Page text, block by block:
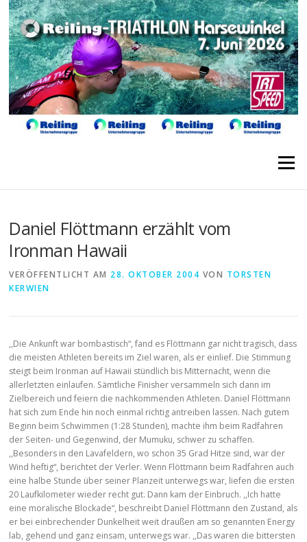
Direkt
zum
Inhalt
Menü
Daniel Flöttmann erzählt vom
Ironman Hawaii
VERÖFFENTLICHT AM 28. OKTOBER 2004 VON TORSTEN
KERWIEN
,,Die Ankunft war bombastisch“, fand es Flöttmann gar nicht tragisch, dass
die meisten Athleten bereits im Ziel waren, als er einlief. Die Stimmung
steigt beim Ironman auf Hawaii stündlich bis Mitternacht, wenn die
allerletzten einlaufen. Sämtliche Finisher versammeln sich dann im
Zielbereich und feiern die nachkommenden Athleten. Daniel Flöttmann
hat sich zum Ende hin noch einmal richtig antreiben lassen. Nach gutem
Beginn beim Schwimmen (1:28 Stunden), machte ihm beim Radfahren
der Seiten- und Gegenwind, der Mumuku, schwer zu schaffen.
,,Besonders in den Lavafeldern, wo schon 35 Grad Hitze sind, war der
Wind heftig“, berichtet der Verler. Wenn Flöttmann beim Radfahren auch
eine halbe Stunde über seiner Planzeit unterwegs war, liefen die ersten
20 Laufkilometer wieder recht gut. Dann kam der Einbruch. ,,Ich hatte
eine moralische Blockade“, beschreibt Daniel Flöttmann den Zustand, als
er bei einbrechender Dunkelheit weit draußen am so genannten Energy
lab, gehend und ganz einsam, unterwegs war. ,,Das waren die bittersten